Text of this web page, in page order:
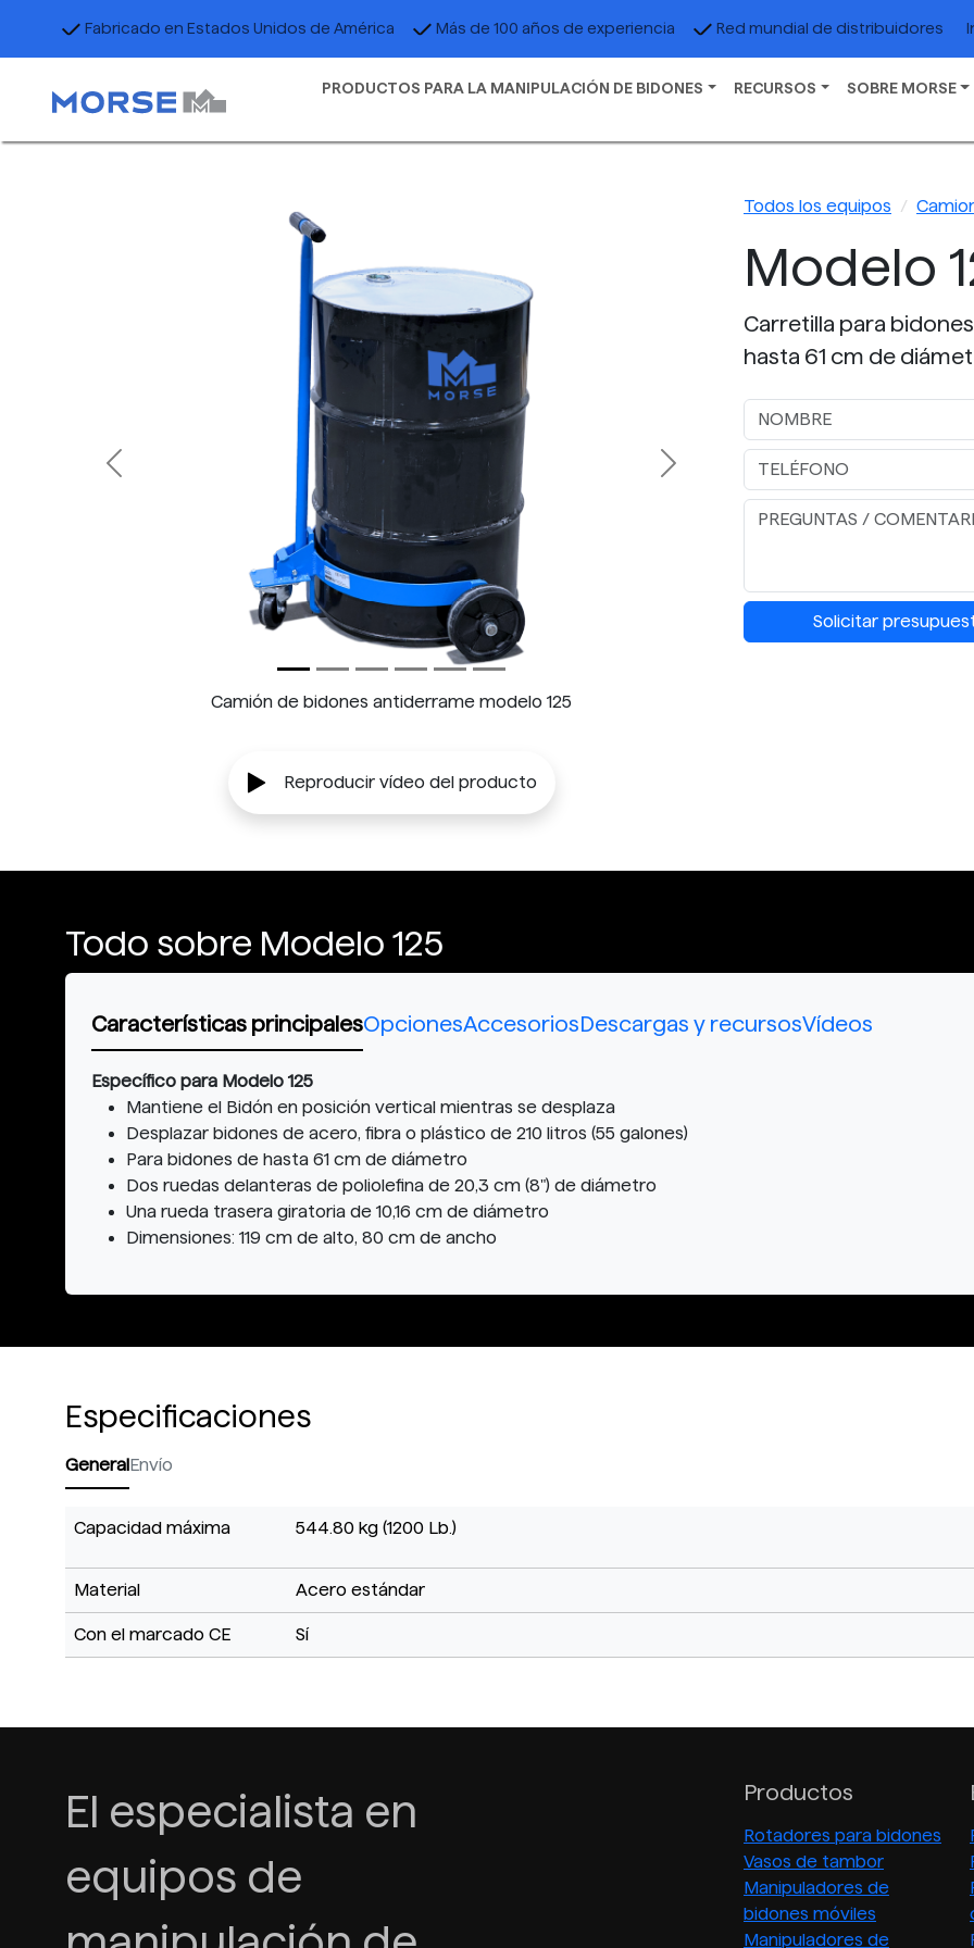
Fabricado en Estados Unidos de América Más de 100 años de experiencia Red mundial de distribuidores
PRODUCTOS PARA LA MANIPULACIÓN DE BIDONES RECURSOS SOBRE MORSE
Camión de bidones antiderrame modelo 125
Previous Next
Reproducir vídeo del producto
Todos los equipos
Modelo
Carretilla para
hasta 61 cm de
Solicitar
Todo sobre Modelo 125
Características principalesOpcionesAccesoriosDescargas y recursosVídeos
Específico para Modelo 125
Mantiene el Bidón en posición vertical mientras se desplaza
Desplazar bidones de acero, fibra o plástico de 210 litros (55 galones)
Para bidones de hasta 61 cm de diámetro
Dos ruedas delanteras de poliolefina de 20,3 cm (8") de diámetro
Una rueda trasera giratoria de 10,16 cm de diámetro
Dimensiones: 119 cm de alto, 80 cm de ancho
Especificaciones
GeneralEnvío
Capacidad máxima 544.80 kg (1200 Lb.)
Material Acero estándar
Con el marcado CE Sí
El especialista en
equipos de
Productos
Rotadores para bidones
Vasos de tambor
Manipuladores de
bidones móviles
Manipuladores de